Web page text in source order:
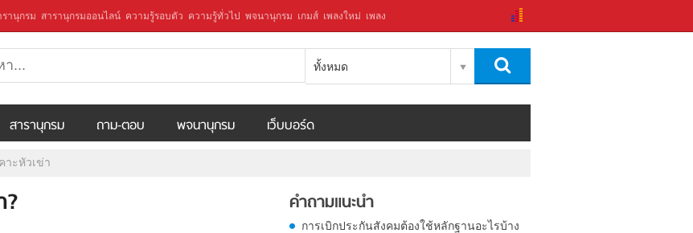
รานุกรม สารานุกรมออนไลน์ ความรู้รอบตัว ความรู้ทั่วไป พจนานุกรม เกมส์ เพลงใหม่ เพลง
ทั้งหมด
สารานุกรม ถาม-ตอบ พจนานุกรม เว็บบอร์ด
าะหัวเข่า
? คำถามแนะนำ
การเบิกประกันสังคมต้องใช้หลักฐานอะไรบ้าง